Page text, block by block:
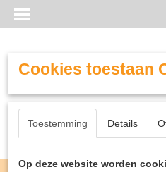
Cookies toestaan
Toestemming Details
Op deze website worden